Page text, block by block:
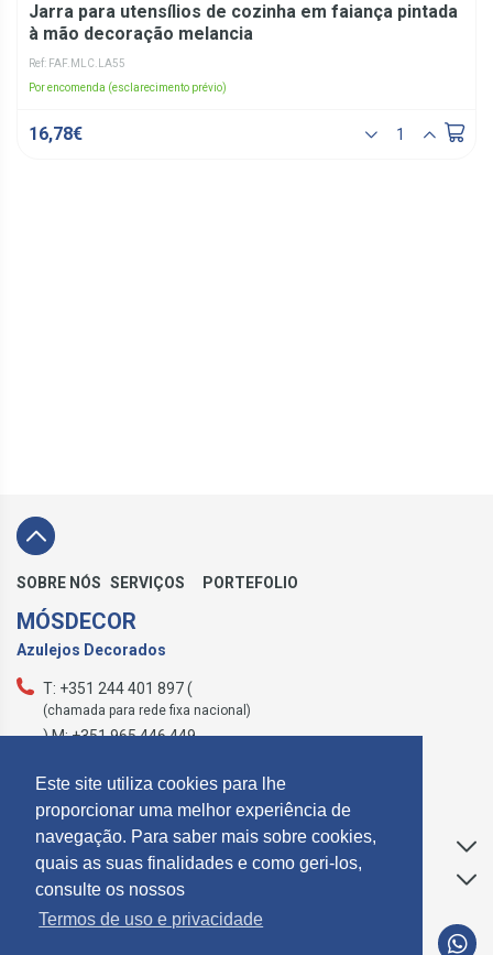
Este site utiliza cookies para lhe
proporcionar uma melhor experiência de
navegação. Para saber mais sobre cookies,
quais as suas finalidades e como geri-los,
consulte os nossos
Termos de uso e privacidade
Jarra para utensílios de cozinha em faiança pintada
à mão decoração melancia
Ref: FAF.MLC.LA55
Por encomenda (esclarecimento prévio)
16,78€
SOBRE NÓS SERVIÇOS PORTEFOLIO
MÓSDECOR
Azulejos Decorados
T: +351 244 401 897 (
(chamada para rede fixa nacional)
) M: +351 965 446 449
Apoio ao Cliente
Informações
SUBCREVER NEWSLETTER